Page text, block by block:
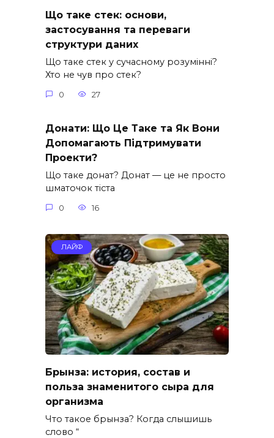
Що таке стек: основи,
застосування та переваги
структури даних
Що таке стек у сучасному розумінні?
Хто не чув про стек?
0 27
Донати: Що Це Таке та Як Вони
Допомагають Підтримувати
Проекти?
Що таке донат? Донат — це не просто
шматочок тіста
0 16
ЛАЙФ
Брынза: история, состав и
польза знаменитого сыра для
организма
Что такое брынза? Когда слышишь
слово “